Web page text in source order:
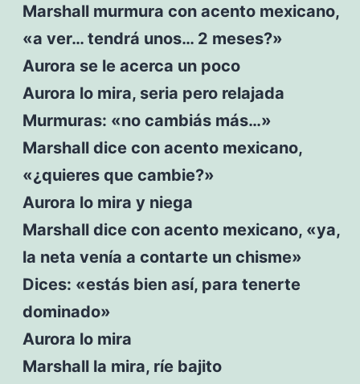
Marshall murmura con acento mexicano,
«a ver… tendrá unos… 2 meses?»
Aurora se le acerca un poco
Aurora lo mira, seria pero relajada
Murmuras: «no cambiás más…»
Marshall dice con acento mexicano,
«¿quieres que cambie?»
Aurora lo mira y niega
Marshall dice con acento mexicano, «ya,
la neta venía a contarte un chisme»
Dices: «estás bien así, para tenerte
dominado»
Aurora lo mira
Marshall la mira, ríe bajito